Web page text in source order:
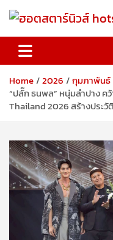
ฮอตสตาร์นิว
Home 2026
กุมภาพันธ์
“ปลั๊ก ธนพล” หนุ่มลำปาง ค
Thailand 2026 สร้างประ